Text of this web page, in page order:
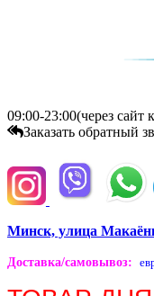
09:00-23:00(через сайт
Заказать обратный
Минск, улица
Доставка/самовывоз: